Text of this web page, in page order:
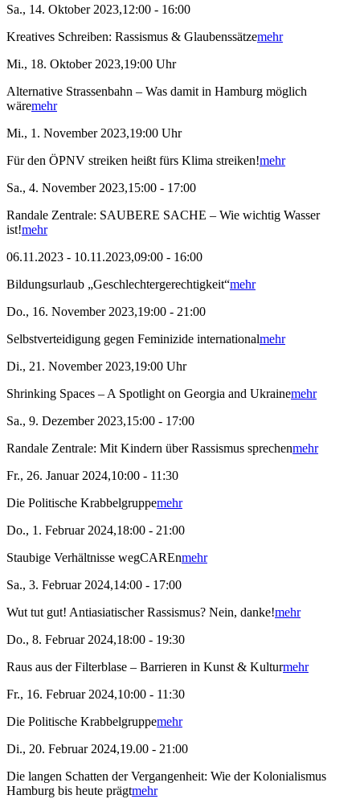
Sa., 14. Oktober 2023,12:00 - 16:00
Kreatives Schreiben: Rassismus & Glaubenssätzemehr
Mi., 18. Oktober 2023,19:00 Uhr
Alternative Strassenbahn – Was damit in Hamburg möglich
wäremehr
Mi., 1. November 2023,19:00 Uhr
Für den ÖPNV streiken heißt fürs Klima streiken!mehr
Sa., 4. November 2023,15:00 - 17:00
Randale Zentrale: SAUBERE SACHE – Wie wichtig Wasser
ist!mehr
06.11.2023 - 10.11.2023,09:00 - 16:00
Bildungsurlaub „Geschlechtergerechtigkeit“mehr
Do., 16. November 2023,19:00 - 21:00
Selbstverteidigung gegen Feminizide internationalmehr
Di., 21. November 2023,19:00 Uhr
Shrinking Spaces – A Spotlight on Georgia and Ukrainemehr
Sa., 9. Dezember 2023,15:00 - 17:00
Randale Zentrale: Mit Kindern über Rassismus sprechenmehr
Fr., 26. Januar 2024,10:00 - 11:30
Die Politische Krabbelgruppemehr
Do., 1. Februar 2024,18:00 - 21:00
Staubige Verhältnisse wegCAREnmehr
Sa., 3. Februar 2024,14:00 - 17:00
Wut tut gut! Antiasiatischer Rassismus? Nein, danke!mehr
Do., 8. Februar 2024,18:00 - 19:30
Raus aus der Filterblase – Barrieren in Kunst & Kulturmehr
Fr., 16. Februar 2024,10:00 - 11:30
Die Politische Krabbelgruppemehr
Di., 20. Februar 2024,19.00 - 21:00
Die langen Schatten der Vergangenheit: Wie der Kolonialismus
Hamburg bis heute prägtmehr